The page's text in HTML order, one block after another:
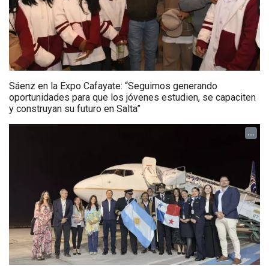
Sáenz en la Expo Cafayate: “Seguimos generando
oportunidades para que los jóvenes estudien, se capaciten
y construyan su futuro en Salta”
...